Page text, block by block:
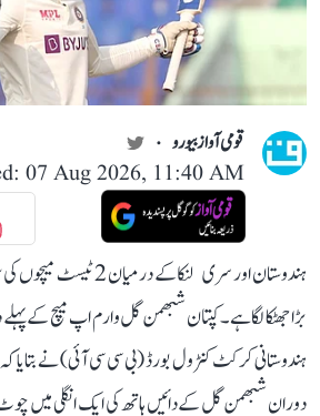
قومی آواز بیورو
07 Aug 2026, 11:40 AM
ہندوستان اور سری لنکا کے
بڑا جھٹکا لگا ہے۔ کپتان شبھمن گل وارم اپ میچ کے
ہندوستانی کرکٹ کنٹرول بورڈ (بی سی سی آئی) نے
دوران شبھمن گل کے دائیں ہاتھ کی ایک انگلی میں